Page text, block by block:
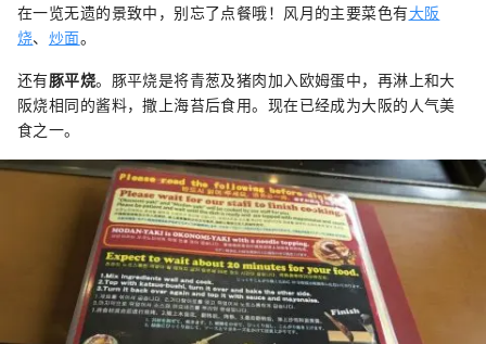
在一览无遗的景致中，别忘了点餐哦！风月的主要菜色有大阪
烧、 炒面。
还有豚平烧。豚平烧是将青葱及猪肉加入欧姆蛋中，再淋上和大
阪烧相同的酱料，撒上海苔后食用。现在已经成为大阪的人气美
食之一。